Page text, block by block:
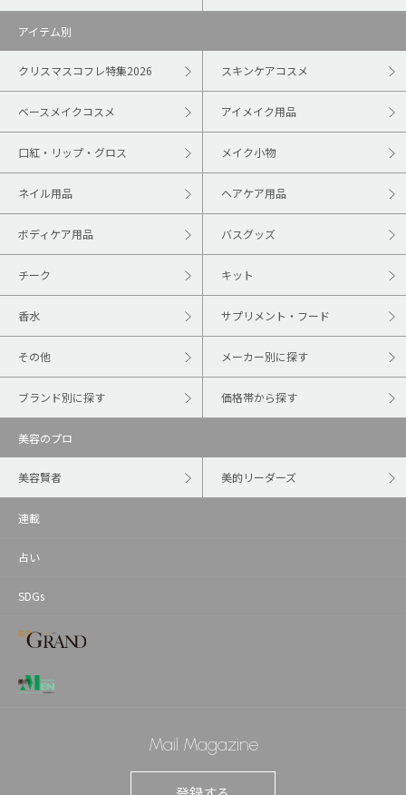
アイテム別
クリスマスコフレ特集2026 スキンケアコスメ
ベースメイクコスメ アイメイク用品
口紅・リップ・グロス メイク小物
ネイル用品 ヘアケア用品
ボディケア用品 バスグッズ
チーク キット
香水 サプリメント・フード
その他 メーカー別に探す
ブランド別に探す 価格帯から探す
美容のプロ
美容賢者 美的リーダーズ
連載
占い
SDGs
Mail Magazine